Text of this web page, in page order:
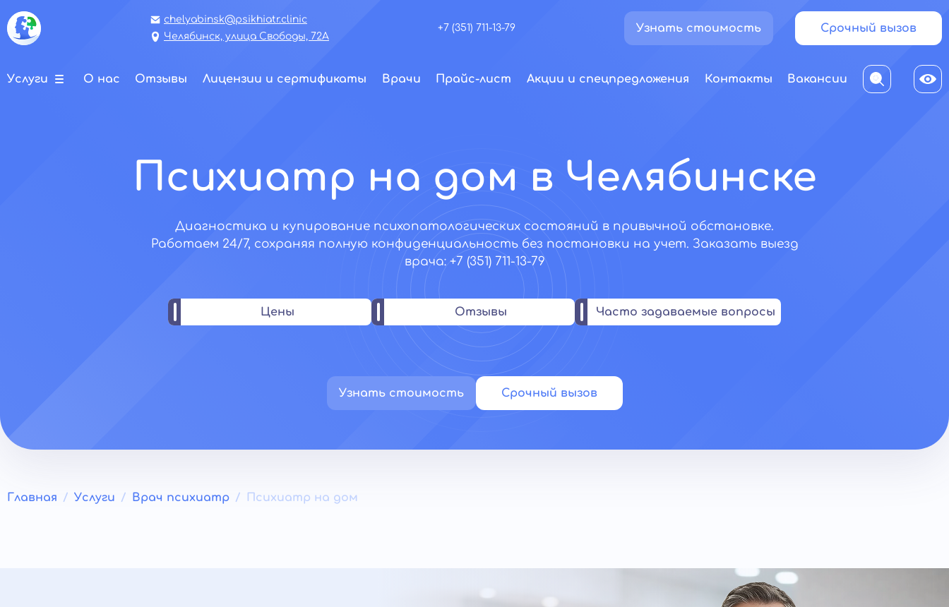
chelyabinsk@psikhiatr.clinic
Челябинск, улица Свободы, 72А
+7 (351) 711-13-79 Узнать стоимость Срочный вызов
Услуги О нас Отзывы Лицензии и сертификаты Врачи Прайс-лист Акции и спецпредложения Контакты Вакансии
Психиатр на дом в Челябинске
Диагностика и купирование психопатологических состояний в привычной обстановке.
Работаем 24/7, сохраняя полную конфиденциальность без постановки на учет. Заказать выезд
врача: +7 (351) 711-13-79
Цены Отзывы Часто задаваемые вопросы
Узнать стоимость Срочный вызов
Главная Услуги Врач психиатр Психиатр на дом